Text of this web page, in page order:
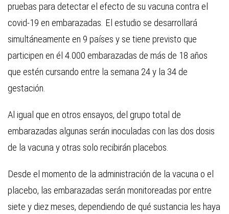
pruebas para detectar el efecto de su vacuna contra el
covid-19 en embarazadas. El estudio se desarrollará
simultáneamente en 9 países y se tiene previsto que
participen en él 4.000 embarazadas de más de 18 años
que estén cursando entre la semana 24 y la 34 de
gestación.
Al igual que en otros ensayos, del grupo total de
embarazadas algunas serán inoculadas con las dos dosis
de la vacuna y otras solo recibirán placebos.
Desde el momento de la administración de la vacuna o el
placebo, las embarazadas serán monitoreadas por entre
siete y diez meses, dependiendo de qué sustancia les haya